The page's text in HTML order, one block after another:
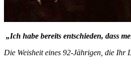
„Ich habe bereits entschieden, dass
Die Weisheit eines 92-Jährigen, die Ihr